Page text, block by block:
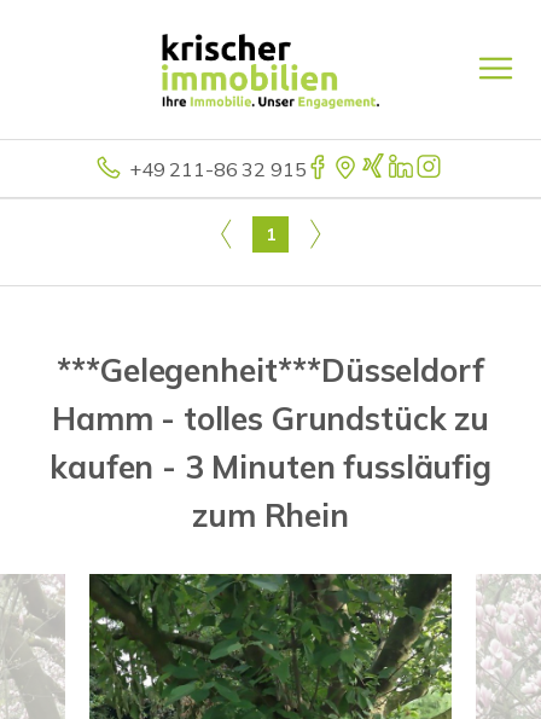
+49 211-86 32 915
1
***Gelegenheit***Düsseldorf
Hamm - tolles Grundstück zu
kaufen - 3 Minuten fussläufig
zum Rhein